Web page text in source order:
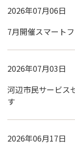
2026年07月06日
7月開催スマート
2026年07月03日
河辺市民サービス
す
2026年06月17日